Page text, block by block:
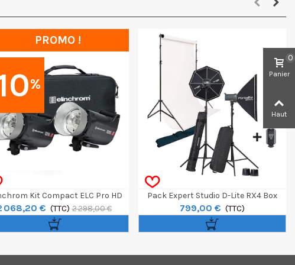
%
PROMO !
Kit Compact ELC Pro HD
1000 To Go Sac Location
068,20 € (TTC) 2 298,00 €
Pack Expert Studio D-Lite RX4 Box
799,00 € (TTC)
Panier
0
Haut